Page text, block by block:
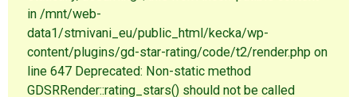
in /mnt/web-
data1/stmivani_eu/public_html/kecka/wp-
content/plugins/gd-star-rating/code/t2/render.php on
line 647 Deprecated: Non-static method
GDSRRender::rating_stars() should not be called